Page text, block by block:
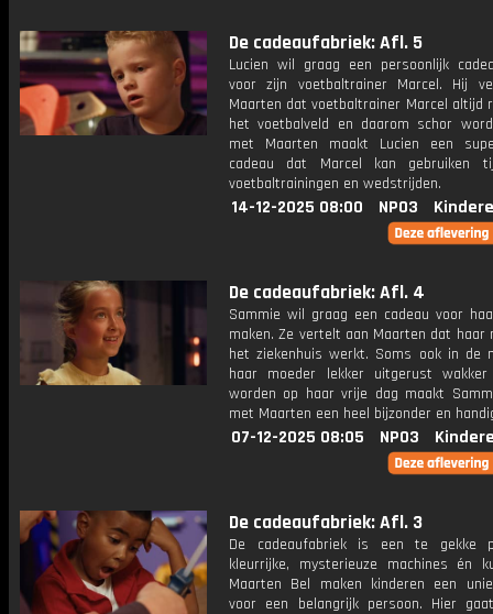
De cadeaufabriek: Afl. 5
Lucien wil graag een persoonlijk
voor zijn voetbaltrainer Marcel. Hij
Maarten dat voetbaltrainer Marcel altijd
het voetbalveld en daarom schor
met Maarten maakt Lucien een
cadeau dat Marcel kan gebruiken
voetbaltrainingen en wedstrijden.
14-12-2025 08:00 NPO3
De cadeaufabriek: Afl. 4
Sammie wil graag een cadeau voor
maken. Ze vertelt aan Maarten dat haar
het ziekenhuis werkt. Soms ook in de
haar moeder lekker uitgerust
worden op haar vrije dag maakt
met Maarten een heel bijzonder en
07-12-2025 08:05 NPO3
De cadeaufabriek: Afl. 3
De cadeaufabriek is een te gekke
kleurrijke, mysterieuze machines én
Maarten Bel maken kinderen een
voor een belangrijk persoon. Hier